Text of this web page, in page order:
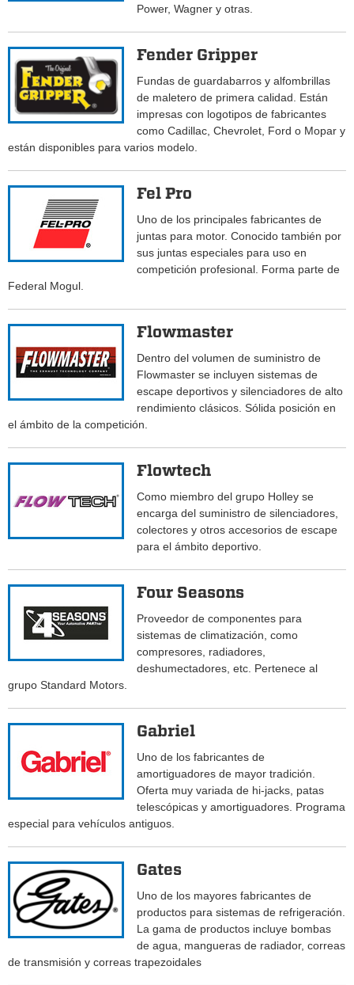
Power, Wagner y otras.
Fender Gripper
Fundas de guardabarros y alfombrillas
de maletero de primera calidad. Están
impresas con logotipos de fabricantes
como Cadillac, Chevrolet, Ford o Mopar y
están disponibles para varios modelo.
Fel Pro
Uno de los principales fabricantes de
juntas para motor. Conocido también por
sus juntas especiales para uso en
competición profesional. Forma parte de
Federal Mogul.
Flowmaster
Dentro del volumen de suministro de
Flowmaster se incluyen sistemas de
escape deportivos y silenciadores de alto
rendimiento clásicos. Sólida posición en
el ámbito de la competición.
Flowtech
Como miembro del grupo Holley se
encarga del suministro de silenciadores,
colectores y otros accesorios de escape
para el ámbito deportivo.
Four Seasons
Proveedor de componentes para
sistemas de climatización, como
compresores, radiadores,
deshumectadores, etc. Pertenece al
grupo Standard Motors.
Gabriel
Uno de los fabricantes de
amortiguadores de mayor tradición.
Oferta muy variada de hi-jacks, patas
telescópicas y amortiguadores. Programa
especial para vehículos antiguos.
Gates
Uno de los mayores fabricantes de
productos para sistemas de refrigeración.
La gama de productos incluye bombas
de agua, mangueras de radiador, correas
de transmisión y correas trapezoidales